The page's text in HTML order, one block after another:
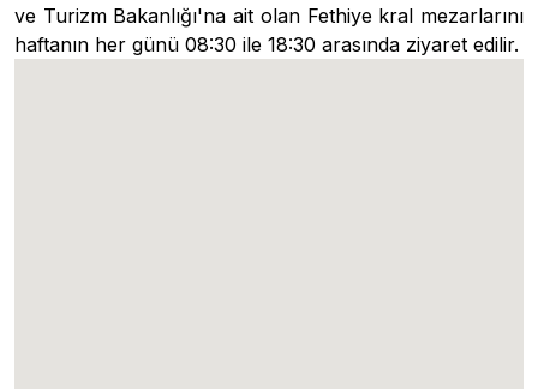
ve Turizm Bakanlığı'na ait olan Fethiye kral mezarlarını
haftanın her günü 08:30 ile 18:30 arasında ziyaret edilir.